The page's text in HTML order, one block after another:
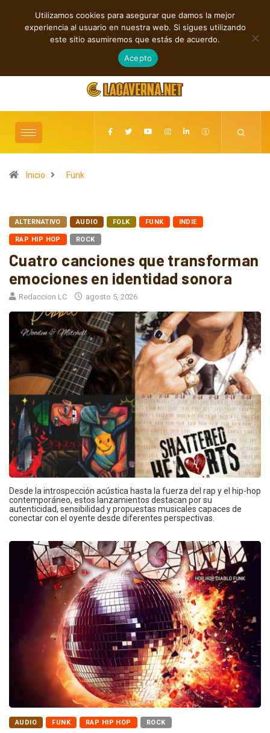
TENDENCIAS
Rock, folk e indie: cuatro estrenos independientes por descubrir
agosto 6, 2026
Inicio Funk
ALTERNATIVO AUDIO FOLK FUNK INDIE
RAP HIP HOP ROCK
Cuatro canciones que transforman
emociones en identidad sonora
Redaccion LC agosto 5, 2026
Desde la introspección acústica hasta la fuerza del rap y el hip-hop
contemporáneo, estos lanzamientos destacan por su
autenticidad, sensibilidad y propuestas musicales capaces de
conectar con el oyente desde diferentes perspectivas.
AUDIO FUNK RAP HIP HOP ROCK
Utilizamos cookies para asegurar que damos la mejor
experiencia al usuario en nuestra web. Si sigues utilizando
este sitio asumiremos que estás de acuerdo.
Acepto